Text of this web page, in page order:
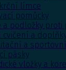
límce
pomůcky
a podložky proti
cvičení a
a
pásky
vložky a